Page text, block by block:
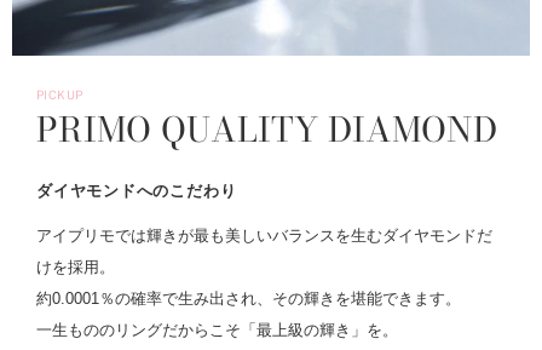
PICKUP
PRIMO QUALITY DIAMOND
ダイヤモンドへのこだわり
アイプリモでは輝きが最も美しいバランスを生むダイヤモンドだ
けを採用。
約0.0001％の確率で生み出され、その輝きを堪能できます。
一生もののリングだからこそ「最上級の輝き」を。